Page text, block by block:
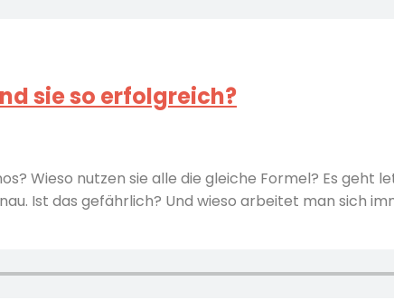
sie so erfolgreich?
Wieso nutzen sie alle die gleiche Formel? Es geht
Ist das gefährlich? Und wieso arbeitet man sich